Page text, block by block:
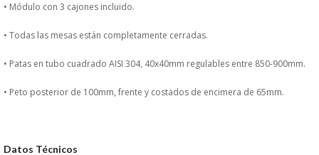
ALMACEN Y TRANSPORTE
COMPLEMENTOS DE BA�O
• Módulo con 3 cajones incluido.
• Todas las mesas están completamente cerradas.
• Patas en tubo cuadrado AISI 304, 40x40mm regulables entre 850-900mm.
• Peto posterior de 100mm, frente y costados de encimera de 65mm.
Datos Técnicos